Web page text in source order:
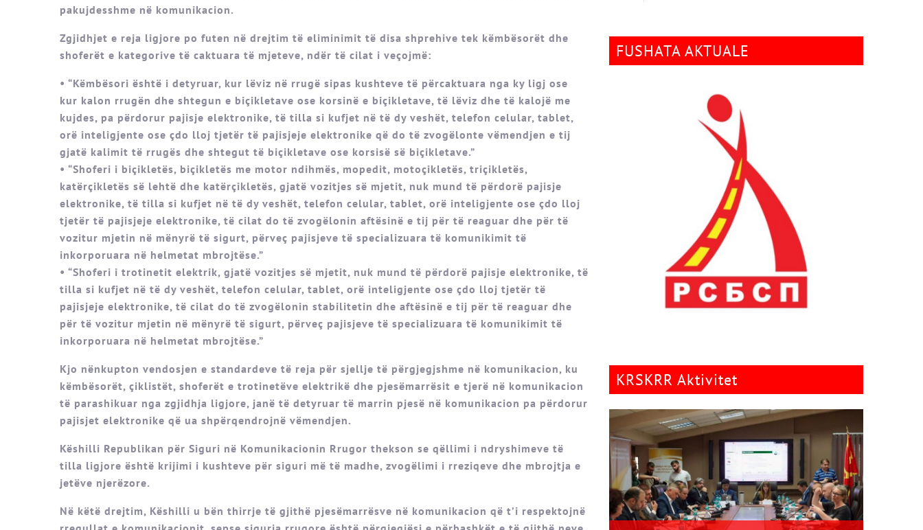
pakujdesshme në komunikacion.
Zgjidhjet e reja ligjore po futen në drejtim të eliminimit të disa shprehive tek këmbësorët dhe
shoferët e kategorive të caktuara të mjeteve, ndër të cilat i veçojmë:
• “Këmbësori është i detyruar, kur lëviz në rrugë sipas kushteve të përcaktuara nga ky ligj ose
kur kalon rrugën dhe shtegun e biçikletave ose korsinë e biçikletave, të lëviz dhe të kalojë me
kujdes, pa përdorur pajisje elektronike, të tilla si kufjet në të dy veshët, telefon celular, tablet,
orë inteligjente ose çdo lloj tjetër të pajisjeje elektronike që do të zvogëlonte vëmendjen e tij
gjatë kalimit të rrugës dhe shtegut të biçikletave ose korsisë së biçikletave.”
• “Shoferi i biçikletës, biçikletës me motor ndihmës, mopedit, motoçikletës, triçikletës,
katërçikletës së lehtë dhe katërçikletës, gjatë vozitjes së mjetit, nuk mund të përdorë pajisje
elektronike, të tilla si kufjet në të dy veshët, telefon celular, tablet, orë inteligjente ose çdo lloj
tjetër të pajisjeje elektronike, të cilat do të zvogëlonin aftësinë e tij për të reaguar dhe për të
vozitur mjetin në mënyrë të sigurt, përveç pajisjeve të specializuara të komunikimit të
inkorporuara në helmetat mbrojtëse.”
• “Shoferi i trotinetit elektrik, gjatë vozitjes së mjetit, nuk mund të përdorë pajisje elektronike, të
tilla si kufjet në të dy veshët, telefon celular, tablet, orë inteligjente ose çdo lloj tjetër të
pajisjeje elektronike, të cilat do të zvogëlonin stabilitetin dhe aftësinë e tij për të reaguar dhe
për të vozitur mjetin në mënyrë të sigurt, përveç pajisjeve të specializuara të komunikimit të
inkorporuara në helmetat mbrojtëse.”
Kjo nënkupton vendosjen e standardeve të reja për sjellje të përgjegjshme në komunikacion, ku
këmbësorët, çiklistët, shoferët e trotinetëve elektrikë dhe pjesëmarrësit e tjerë në komunikacion
të parashikuar nga zgjidhja ligjore, janë të detyruar të marrin pjesë në komunikacion pa përdorur
pajisjet elektronike që ua shpërqendrojnë vëmendjen.
Këshilli Republikan për Siguri në Komunikacionin Rrugor thekson se qëllimi i ndryshimeve të
tilla ligjore është krijimi i kushteve për siguri më të madhe, zvogëlimi i rreziqeve dhe mbrojtja e
jetëve njerëzore.
Në këtë drejtim, Këshilli u bën thirrje të gjithë pjesëmarrësve në komunikacion që t’i respektojnë
FUSHATA AKTUALE
KRSKRR Aktivitet